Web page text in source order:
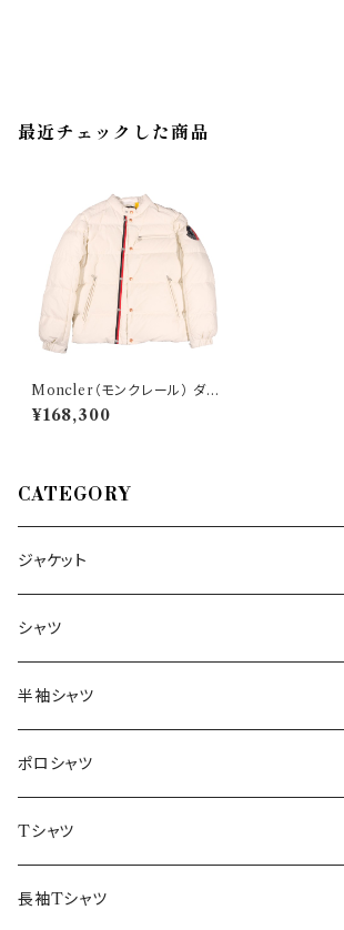
最近チェックした商品
Moncler（モンクレール） ダウ
ンジャケット BEARDMOR 30
207
¥168,300
CATEGORY
ジャケット
～44/S
46/M
48/L
50/XL～
シャツ
～44/S
46/M
48/L
50/XL～
半袖シャツ
～44/S
46/M
48/L
ポロシャツ
～44/S
46/M
Tシャツ
～44/S
長袖Tシャツ